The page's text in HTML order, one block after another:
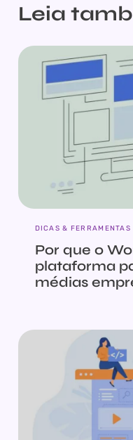
Leia
DICAS & FERRAMENTAS
Por que o
plataforma
médias